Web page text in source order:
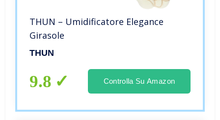
THUN – Umidificatore Elegance
Girasole
THUN
9.8 Controlla Su Amazon